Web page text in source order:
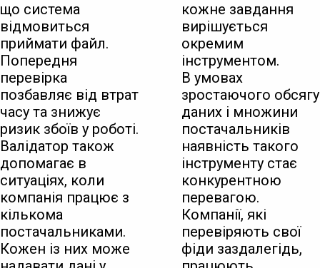
що система
відмовиться
приймати файл.
Попередня
перевірка
позбавляє від втрат
часу та знижує
ризик збоїв у роботі.
Валідатор також
допомагає в
ситуаціях, коли
компанія працює з
кількома
постачальниками.
Кожен із них може
кожне завдання
вирішується
окремим
інструментом.
В умовах
зростаючого обсягу
даних і множини
постачальників
наявність такого
інструменту стає
конкурентною
перевагою.
Компанії, які
перевіряють свої
фіди заздалегідь,